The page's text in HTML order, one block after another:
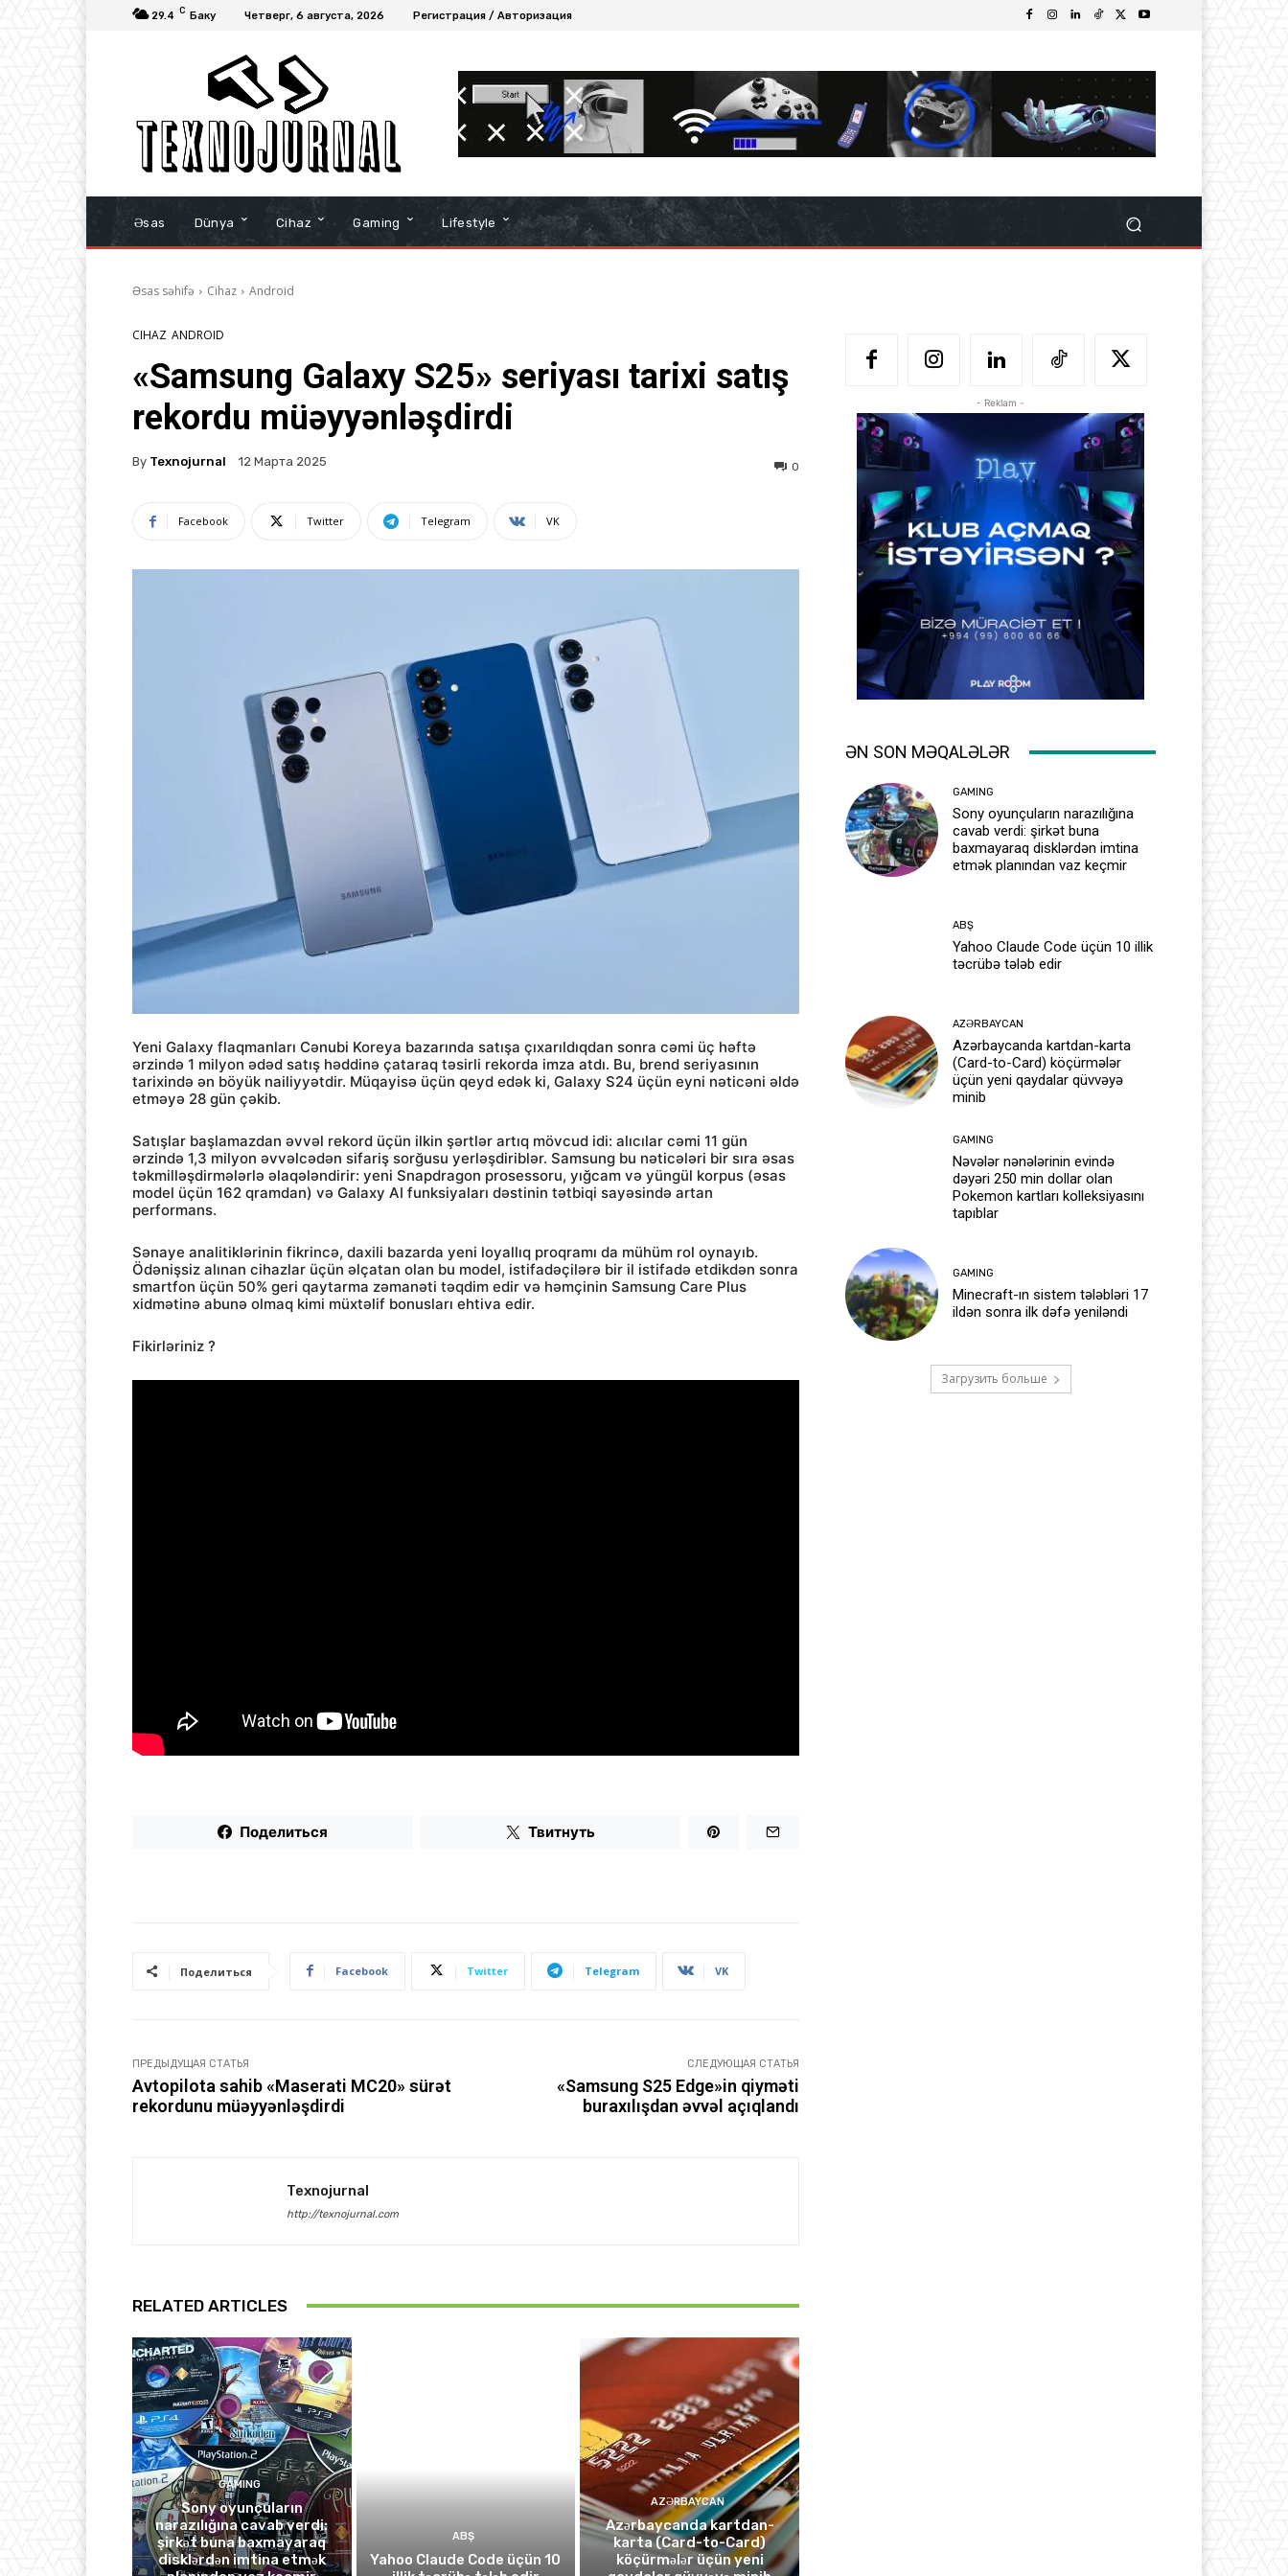
29.4 C Баку Четверг, 6 августа, 2026 Регистрация / Авторизация
Əsas Dünya Cihaz Gaming Lifestyle
Əsas səhifə Cihaz Android
CIHAZ ANDROID
«Samsung Galaxy S25» seriyası tarixi satış
rekordu müəyyənləşdirdi
By Texnojurnal 12 Марта 2025 0
Facebook Twitter Telegram VK
Yeni Galaxy flaqmanları Cənubi Koreya bazarında satışa çıxarıldıqdan sonra cəmi üç həftə
ərzində 1 milyon ədəd satış həddinə çataraq təsirli rekorda imza atdı. Bu, brend seriyasının
tarixində ən böyük nailiyyətdir. Müqayisə üçün qeyd edək ki, Galaxy S24 üçün eyni nəticəni əldə
etməyə 28 gün çəkib.
Satışlar başlamazdan əvvəl rekord üçün ilkin şərtlər artıq mövcud idi: alıcılar cəmi 11 gün
ərzində 1,3 milyon əvvəlcədən sifariş sorğusu yerləşdiriblər. Samsung bu nəticələri bir sıra əsas
təkmilləşdirmələrlə əlaqələndirir: yeni Snapdragon prosessoru, yığcam və yüngül korpus (əsas
model üçün 162 qramdan) və Galaxy AI funksiyaları dəstinin tətbiqi sayəsində artan
performans.
Sənaye analitiklərinin fikrincə, daxili bazarda yeni loyallıq proqramı da mühüm rol oynayıb.
Ödənişsiz alınan cihazlar üçün əlçatan olan bu model, istifadəçilərə bir il istifadə etdikdən sonra
smartfon üçün 50% geri qaytarma zəmanəti təqdim edir və həmçinin Samsung Care Plus
xidmətinə abunə olmaq kimi müxtəlif bonusları ehtiva edir.
Fikirləriniz ?
Поделиться Твитнуть
Поделиться Facebook Twitter Telegram VK
ПРЕДЫДУЩАЯ СТАТЬЯ
Avtopilota sahib «Maserati MC20» sürət
rekordunu müəyyənləşdirdi
СЛЕДУЮЩАЯ СТАТЬЯ
«Samsung S25 Edge»in qiyməti
buraxılışdan əvvəl açıqlandı
Texnojurnal
http://texnojurnal.com
RELATED ARTICLES
GAMING
Sony oyunçuların
narazılığına cavab verdi:
şirkət buna baxmayaraq
disklərdən imtina etmək
ABŞ
Yahoo Claude Code üçün 10
AZƏRBAYCAN
Azərbaycanda kartdan-
karta (Card-to-Card)
köçürmələr üçün yeni
- Reklam -
ƏN SON MƏQALƏLƏR
GAMING
Sony oyunçuların narazılığına
cavab verdi: şirkət buna
baxmayaraq disklərdən imtina
etmək planından vaz keçmir
ABŞ
Yahoo Claude Code üçün 10 illik
təcrübə tələb edir
AZƏRBAYCAN
Azərbaycanda kartdan-karta
(Card-to-Card) köçürmələr
üçün yeni qaydalar qüvvəyə
minib
GAMING
Nəvələr nənələrinin evində
dəyəri 250 min dollar olan
Pokemon kartları kolleksiyasını
tapıblar
GAMING
Minecraft-ın sistem tələbləri 17
ildən sonra ilk dəfə yeniləndi
Загрузить больше